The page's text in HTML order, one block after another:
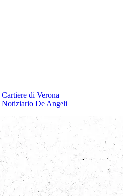
Cartiere di Verona
Notiziario De Angeli